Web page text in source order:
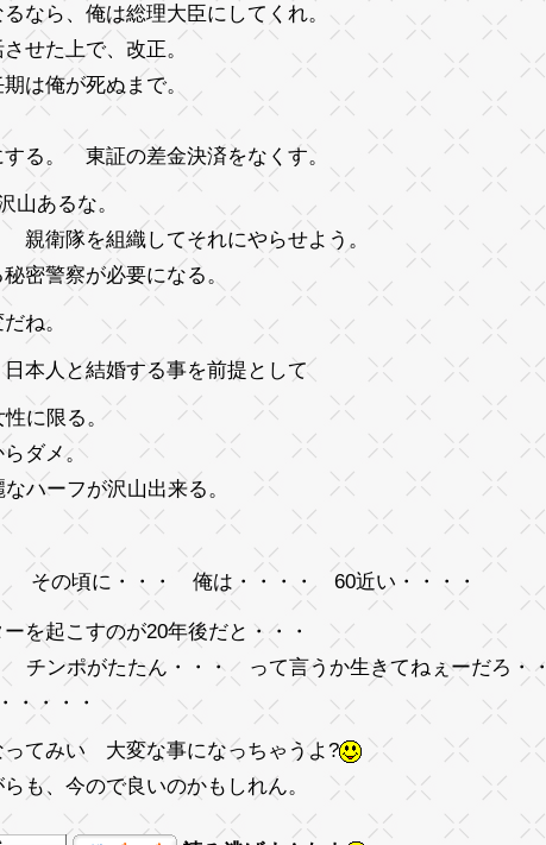
なら、俺は総理大臣にしてくれ。
せた上で、改正。
は俺が死ぬまで。
る。 東証の差金決済をなくす。
あるな。
親衛隊を組織してそれにやらせよう。
密警察が必要になる。
ね。
本人と結婚する事を前提として
性に限る。
らダメ。
ハーフが沢山出来る。
その頃に・・・ 俺は・・・・ 60近い・・・・
を起こすのが20年後だと・・・
チンポがたたん・・・ って言うか生きてねぇーだろ・・
・・・・
ってみい 大変な事になっちゃうよ?
も、今ので良いのかもしれん。